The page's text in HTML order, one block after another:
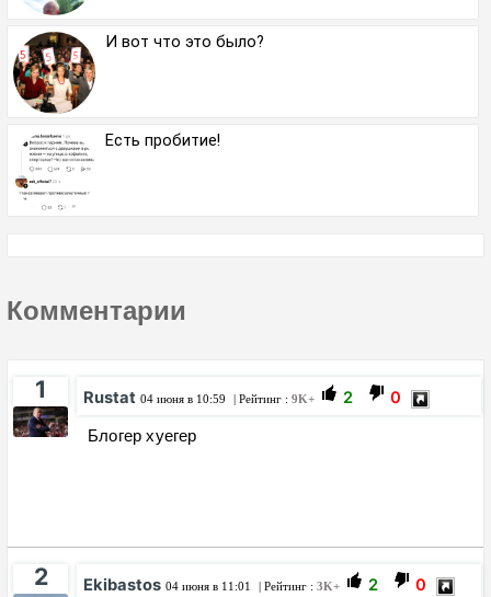
И вот что это было?
Есть пробитие!
Комментарии
1 Rustat 04 июня в 10:59 | Рейтинг : 9K+ 2 0
Блогер хуегер
2 Ekibastos 04 июня в 11:01 | Рейтинг : 3K+ 2 0